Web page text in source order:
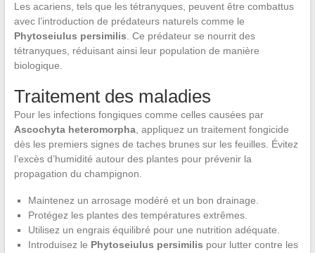
Les acariens, tels que les tétranyques, peuvent être combattus
avec l’introduction de prédateurs naturels comme le
Phytoseiulus persimilis. Ce prédateur se nourrit des
tétranyques, réduisant ainsi leur population de manière
biologique.
Traitement des maladies
Pour les infections fongiques comme celles causées par
Ascochyta heteromorpha, appliquez un traitement fongicide
dès les premiers signes de taches brunes sur les feuilles. Évitez
l’excès d’humidité autour des plantes pour prévenir la
propagation du champignon.
Maintenez un arrosage modéré et un bon drainage.
Protégez les plantes des températures extrêmes.
Utilisez un engrais équilibré pour une nutrition adéquate.
Introduisez le Phytoseiulus persimilis pour lutter contre les